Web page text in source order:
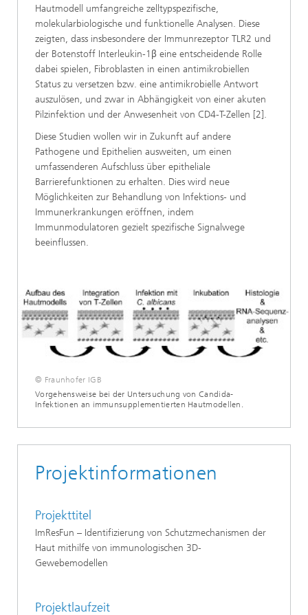
Hautmodell umfangreiche zelltypspezifische,
molekularbiologische und funktionelle Analysen. Diese
zeigten, dass insbesondere der Immunrezeptor TLR2 und
der Botenstoff Interleukin-1β eine entscheidende Rolle
dabei spielen, Fibroblasten in einen antimikrobiellen
Status zu versetzen bzw. eine antimikrobielle Antwort
auszulösen, und zwar in Abhängigkeit von einer akuten
Pilzinfektion und der Anwesenheit von CD4-T-Zellen [2].
Diese Studien wollen wir in Zukunft auf andere
Pathogene und Epithelien ausweiten, um einen
umfassenderen Aufschluss über epitheliale
Barrierefunktionen zu erhalten. Dies wird neue
Möglichkeiten zur Behandlung von Infektions- und
Immunerkrankungen eröffnen, indem
Immunmodulatoren gezielt spezifische Signalwege
beeinflussen.
© Fraunhofer IGB
Vorgehensweise bei der Untersuchung von Candida-
Infektionen an immunsupplementierten Hautmodellen.
Projektinformationen
Projekttitel
ImResFun – Identifizierung von Schutzmechanismen der
Haut mithilfe von immunologischen 3D-
Gewebemodellen
Projektlaufzeit